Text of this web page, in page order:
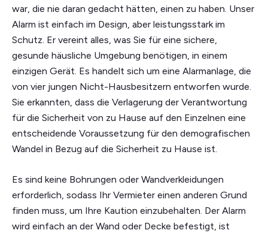
war, die nie daran gedacht hätten, einen zu haben. Unser
Alarm ist einfach im Design, aber leistungsstark im
Schutz. Er vereint alles, was Sie für eine sichere,
gesunde häusliche Umgebung benötigen, in einem
einzigen Gerät. Es handelt sich um eine Alarmanlage, die
von vier jungen Nicht-Hausbesitzern entworfen wurde.
Sie erkannten, dass die Verlagerung der Verantwortung
für die Sicherheit von zu Hause auf den Einzelnen eine
entscheidende Voraussetzung für den demografischen
Wandel in Bezug auf die Sicherheit zu Hause ist.
Es sind keine Bohrungen oder Wandverkleidungen
erforderlich, sodass Ihr Vermieter einen anderen Grund
finden muss, um Ihre Kaution einzubehalten. Der Alarm
wird einfach an der Wand oder Decke befestigt, ist